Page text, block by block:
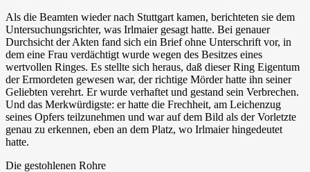
Als die Beamten wieder nach Stuttgart kamen, berichteten sie dem
Untersuchungsrichter, was Irlmaier gesagt hatte. Bei genauer
Durchsicht der Akten fand sich ein Brief ohne Unterschrift vor, in
dem eine Frau verdächtigt wurde wegen des Besitzes eines
wertvollen Ringes. Es stellte sich heraus, daß dieser Ring Eigentum
der Ermordeten gewesen war, der richtige Mörder hatte ihn seiner
Geliebten verehrt. Er wurde verhaftet und gestand sein Verbrechen.
Und das Merkwürdigste: er hatte die Frechheit, am Leichenzug
seines Opfers teilzunehmen und war auf dem Bild als der Vorletzte
genau zu erkennen, eben an dem Platz, wo Irlmaier hingedeutet
hatte.
Die gestohlenen Rohre